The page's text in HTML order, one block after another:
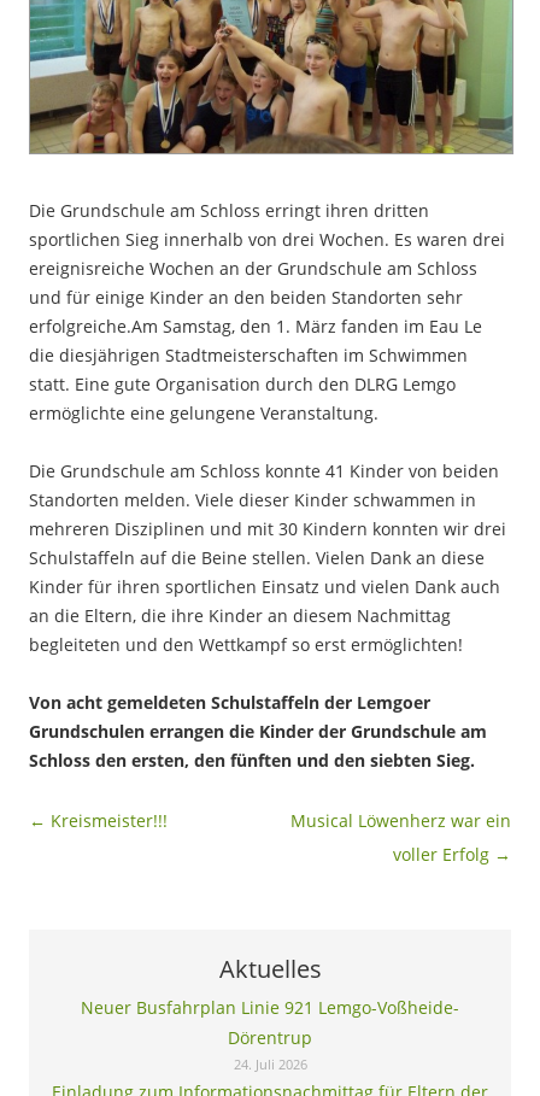
Die Grundschule am Schloss erringt ihren dritten
sportlichen Sieg innerhalb von drei Wochen. Es waren drei
ereignisreiche Wochen an der Grundschule am Schloss
und für einige Kinder an den beiden Standorten sehr
erfolgreiche.Am Samstag, den 1. März fanden im Eau Le
die diesjährigen Stadtmeisterschaften im Schwimmen
statt. Eine gute Organisation durch den DLRG Lemgo
ermöglichte eine gelungene Veranstaltung.
Die Grundschule am Schloss konnte 41 Kinder von beiden
Standorten melden. Viele dieser Kinder schwammen in
mehreren Disziplinen und mit 30 Kindern konnten wir drei
Schulstaffeln auf die Beine stellen. Vielen Dank an diese
Kinder für ihren sportlichen Einsatz und vielen Dank auch
an die Eltern, die ihre Kinder an diesem Nachmittag
begleiteten und den Wettkampf so erst ermöglichten!
Von acht gemeldeten Schulstaffeln der Lemgoer
Grundschulen errangen die Kinder der Grundschule am
Schloss den ersten, den fünften und den siebten Sieg.
Beitragsnavigation
← Kreismeister!!!
Musical Löwenherz war ein
voller Erfolg →
Aktuelles
Neuer Busfahrplan Linie 921 Lemgo-Voßheide-
Dörentrup
24. Juli 2026
Einladung zum Informationsnachmittag für Eltern der